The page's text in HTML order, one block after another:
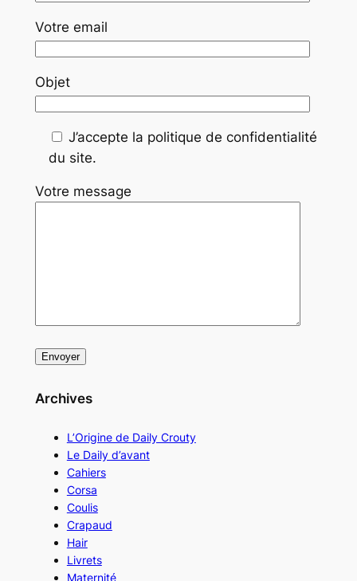
Votre email
Objet
J’accepte la politique de confidentialité
du site.
Votre message
Archives
L’Origine de Daily Crouty
Le Daily d’avant
Cahiers
Corsa
Coulis
Crapaud
Hair
Livrets
Maternité